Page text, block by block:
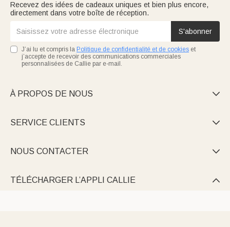
Recevez des idées de cadeaux uniques et bien plus encore,
directement dans votre boîte de réception.
S'abonner
J’ai lu et compris la Politique de confidentialité et de cookies et
j’accepte de recevoir des communications commerciales
personnalisées de Callie par e-mail.
À PROPOS DE NOUS 
SERVICE CLIENTS 
NOUS CONTACTER 
TÉLÉCHARGER L’APPLI CALLIE 